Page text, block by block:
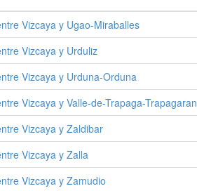
Vizcaya y Ugao-Miraballes
Vizcaya y Urduliz
Vizcaya y Urduna-Orduna
Vizcaya y Valle-de-Trapaga-Trapagaran
Vizcaya y Zaldibar
Vizcaya y Zalla
Vizcaya y Zamudio